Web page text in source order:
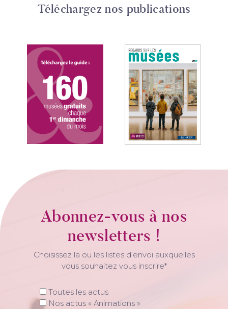
Téléchargez nos publications
Abonnez-vous à nos
newsletters !
Choisissez la ou les listes d’envoi auxquelles
vous souhaitez vous inscrire*
Toutes les actus
Nos actus « Animations »